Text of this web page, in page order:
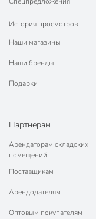
История просмотров
Наши магазины
Наши бренды
Подарки
Партнерам
Арендаторам складских
помещений
Поставщикам
Арендодателям
Оптовым покупателям